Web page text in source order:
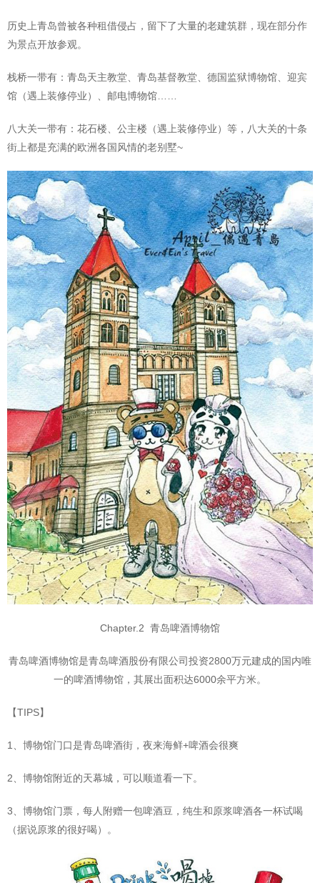
历史上青岛曾被各种租借侵占，留下了大量的老建筑群，现在部分作
为景点开放参观。
栈桥一带有：青岛天主教堂、青岛基督教堂、德国监狱博物馆、迎宾
馆（遇上装修停业）、邮电博物馆……
八大关一带有：花石楼、公主楼（遇上装修停业）等，八大关的十条
街上都是充满的欧洲各国风情的老别墅~
Chapter.2 青岛啤酒博物馆
青岛啤酒博物馆是青岛啤酒股份有限公司投资2800万元建成的国内唯
一的啤酒博物馆，其展出面积达6000余平方米。
【TIPS】
1、博物馆门口是青岛啤酒街，夜来海鲜+啤酒会很爽
2、博物馆附近的天幕城，可以顺道看一下。
3、博物馆门票，每人附赠一包啤酒豆，纯生和原浆啤酒各一杯试喝
（据说原浆的很好喝）。